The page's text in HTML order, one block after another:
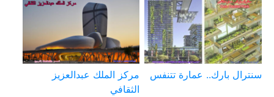
سنترال بارك.. عمارة تتنفس
مركز الملك عبدالعزيز
الثقافي